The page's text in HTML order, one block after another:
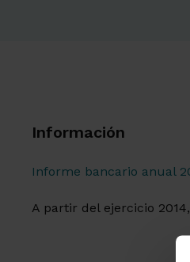
Información
Informe bancario anual
A partir del ejercicio